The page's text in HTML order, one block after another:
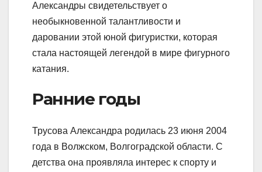
Александры свидетельствует о
необыкновенной талантливости и
даровании этой юной фигуристки, которая
стала настоящей легендой в мире фигурного
катания.
Ранние годы
Трусова Александра родилась 23 июня 2004
года в Волжском, Волгоградской области. С
детства она проявляла интерес к спорту и